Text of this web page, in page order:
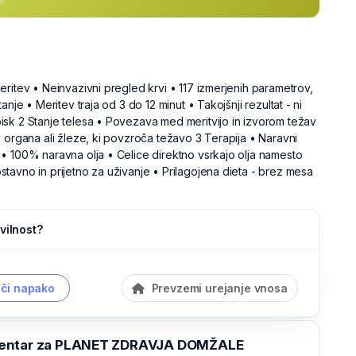
• Neinvazivni pregled krvi • 117 izmerjenih parametrov,
• Meritev traja od 3 do 12 minut • Takojšnji rezultat - ni
2 Stanje telesa • Povezava med meritvijo in izvorom težav
ali žleze, ki povzroča težavo 3 Terapija • Naravni
100% naravna olja • Celice direktno vsrkajo olja namesto
in prijetno za uživanje • Prilagojena dieta - brez mesa
napako Prevzemi urejanje vnosa
za PLANET ZDRAVJA DOMŽALE